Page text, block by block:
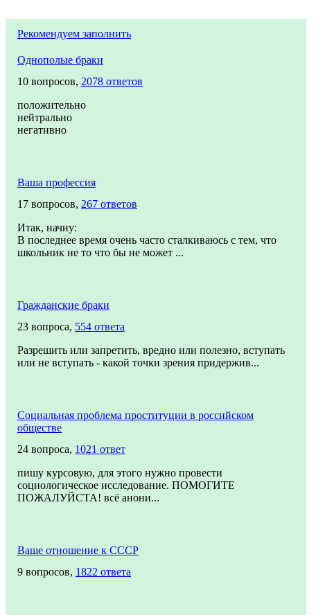
Рекомендуем заполнить
Однополые браки
10 вопросов, 2078 ответов
положительно
нейтрально
негативно
Ваша профессия
17 вопросов, 267 ответов
Итак, начну:
В последнее время очень часто сталкиваюсь с тем, что
школьник не то что бы не может ...
Гражданские браки
23 вопроса, 554 ответа
Разрешить или запретить, вредно или полезно, вступать
или не вступать - какой точки зрения придержив...
Социальная проблема проституции в российском
обществе
24 вопроса, 1021 ответ
пишу курсовую, для этого нужно провести
социологическое исследование. ПОМОГИТЕ
ПОЖАЛУЙСТА! всё анони...
Ваше отношение к СССР
9 вопросов, 1822 ответа